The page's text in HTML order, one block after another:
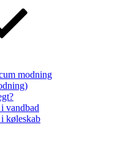
modning
vandbad
køleskab